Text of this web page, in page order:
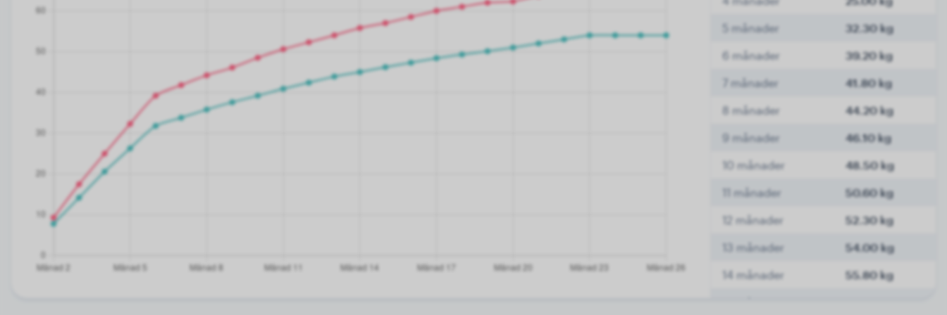
5 månader 32.30 kg
6 månader 39.20 kg
7 månader 41.80 kg
8 månader 44.20 kg
9 månader 46.10 kg
10 månader 48.50 kg
11 månader 50.60 kg
12 månader 52.30 kg
13 månader 54.00 kg
14 månader 55.80 kg